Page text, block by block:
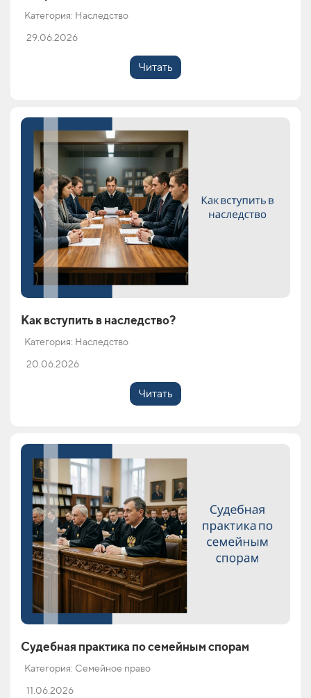
Категория: Наследство
29.06.2026
Читать
Как вступить в наследство?
Категория: Наследство
20.06.2026
Читать
Судебная практика по семейным спорам
Категория: Семейное право
11.06.2026